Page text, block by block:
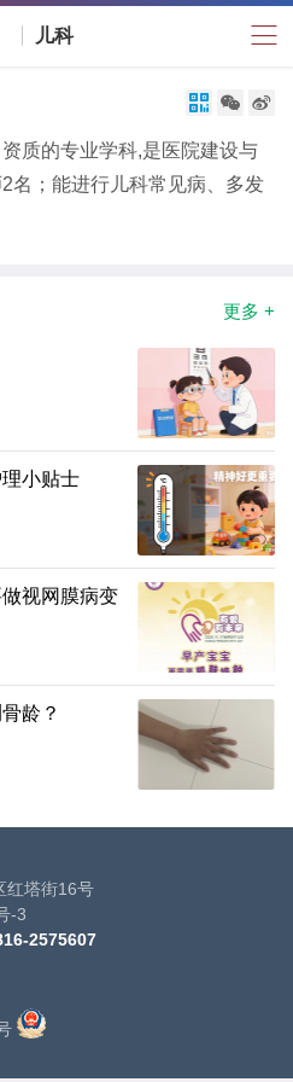
儿科
  
质的专业学科,是医院建设与
名；能进行儿科常见病、多发
更多 +
小贴士
视网膜病变
龄？
红塔街16号
-3
2575607